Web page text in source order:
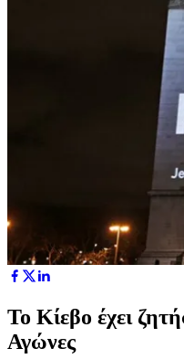
Το Κίεβο έχει
Αγώνες